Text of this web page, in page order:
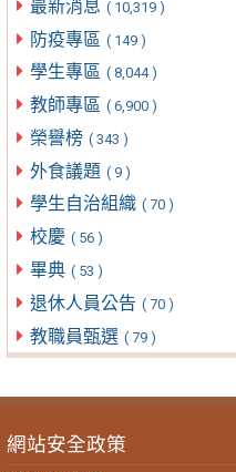
最新消息 ( 10,319 )
防疫專區 ( 149 )
學生專區 ( 8,044 )
教師專區 ( 6,900 )
榮譽榜 ( 343 )
外食議題 ( 9 )
學生自治組織 ( 70 )
校慶 ( 56 )
畢典 ( 53 )
退休人員公告 ( 70 )
教職員甄選 ( 79 )
網站安全政策